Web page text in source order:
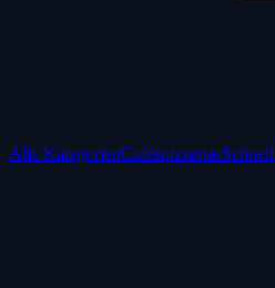
Alle KategorienCaféspizzerias